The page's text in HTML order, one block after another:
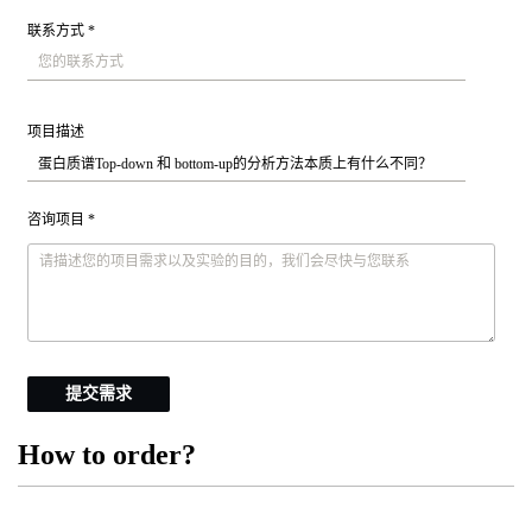
联系方式 *
项目描述
咨询项目 *
提交需求
How to order?